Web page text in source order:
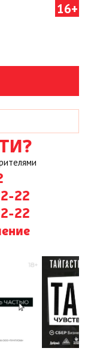
16+
22
22